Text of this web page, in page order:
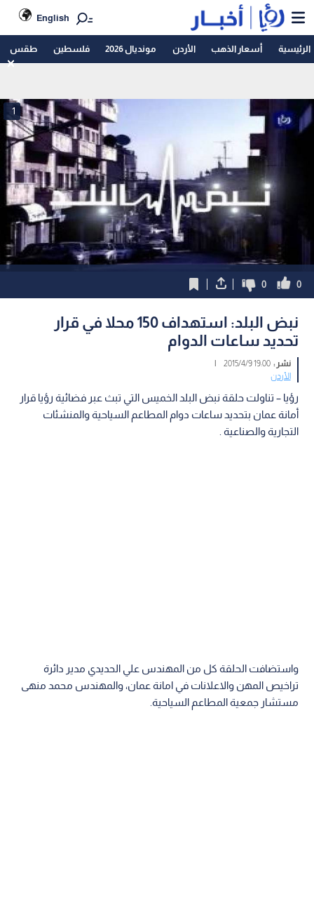
English
الرئيسية أسعار الذهب الأردن مونديال 2026 فلسطين طقس
1
0
0
نبض البلد: استهداف 150 محلا في قرار
تحديد ساعات الدوام
نشر :19:00 2015/4/9
|
الأردن
رؤيا – تناولت حلقة نبض البلد الخميس التي تبث عبر فضائية رؤيا قرار
أمانة عمان بتحديد ساعات دوام المطاعم السياحية والمنشئات
التجارية والصناعية .
واستضافت الحلقة كل من المهندس علي الحديدي مدير دائرة
تراخيص المهن والاعلانات في امانة عمان، والمهندس محمد منهى
مستشار جمعية المطاعم السياحية.